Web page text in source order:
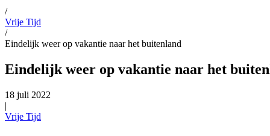
/
Vrije Tijd
/
Eindelijk weer op vakantie naar het buitenland
Eindelijk weer op vakantie naar het
18 juli 2022
|
Vrije Tijd